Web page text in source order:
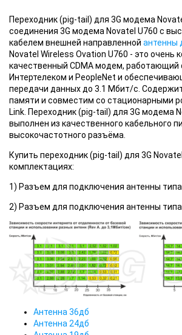
Переходник (pig-tail) для 3G модема
соединения 3G модема Novatel U760 с
кабелем внешней направленной антенны
Novatel Wireless Ovation U760 - это очень
качественный CDMA модем, работающий
Интертелеком и PeopleNet и
передачи данных до 3.1 Мбит/с.
памяти и совместим со стационарными
Link. Переходник (pig-tail) для 3G модема
выполнен из качественного кабельного
высокочастотного разъёма.
Купить переходник (pig-tail) для 3G
комплектациях:
1) Разъем для подключения антенны типа
2) Разъем для подключения антенны типа
Антенна 36дб
Антенна 24дб